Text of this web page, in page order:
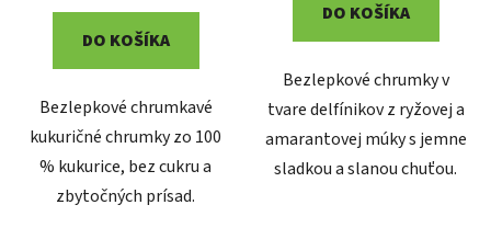
DO KOŠÍKA
Bezlepkové chrumkavé
kukuričné chrumky zo 100
% kukurice, bez cukru a
zbytočných prísad.
DO KOŠÍKA
Bezlepkové chrumky v
tvare delfínikov z ryžovej a
amarantovej múky s jemne
sladkou a slanou chuťou.